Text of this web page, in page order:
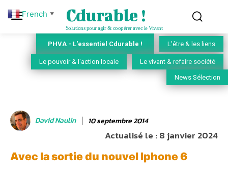
Cdurable !
Solutions pour agir & coopérer avec le Vivant
PHVA - L'essentiel Cdurable ! L'être & les liens
Le pouvoir & l'action locale Le vivant & refaire société
News Sélection
David Naulin 10 septembre 2014
Actualisé le :8 janvier 2024
Avec la sortie du nouvel Iphone 6
French ▼